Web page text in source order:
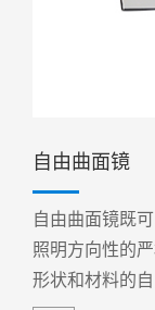
自由曲面镜
自由曲面镜既
照明方向性的
形状和材料的